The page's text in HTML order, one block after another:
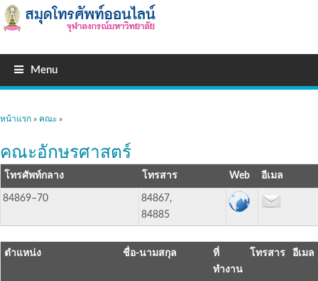
Menu
คุณอยู่ที่นี่
หน้าแรก » คณะ »
คณะอักษรศาสตร์
โทรศัพท์กลาง โทรสาร อีเมล
84869–70
84867,
84885
ตำแหน่ง ชื่อ-นามสกุล
ที่
ทำงาน
โทรสาร อีเมล